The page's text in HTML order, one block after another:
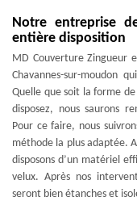
Notre entreprise
entière disposition
MD Couverture Zingueur
Chavannes-sur-moudon
Quelle que soit la forme
disposez, nous saurons
Pour ce faire, nous
méthode la plus adaptée.
disposons d’un matériel
velux. Après nos
seront bien étanches et